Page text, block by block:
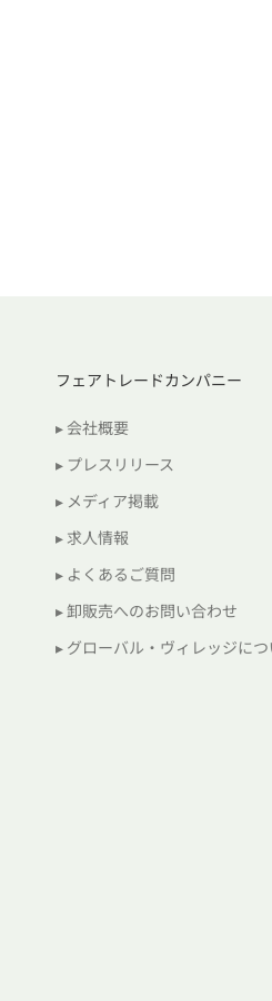
フェアトレードカンパニー
▸ 会社概要
▸ プレスリリース
▸ メディア掲載
▸ 求人情報
▸ よくあるご質問
▸ 卸販売へのお問い合わせ
▸ グローバル・ヴィレッジに